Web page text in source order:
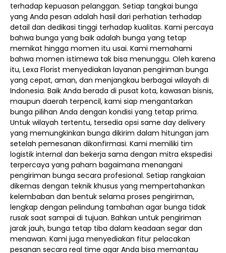
terhadap kepuasan pelanggan. Setiap tangkai bunga
yang Anda pesan adalah hasil dari perhatian terhadap
detail dan dedikasi tinggi terhadap kualitas. Kami percaya
bahwa bunga yang baik adalah bunga yang tetap
memikat hingga momen itu usai. Kami memahami
bahwa momen istimewa tak bisa menunggu. Oleh karena
itu, Lexa Florist menyediakan layanan pengiriman bunga
yang cepat, aman, dan menjangkau berbagai wilayah di
Indonesia. Baik Anda berada di pusat kota, kawasan bisnis,
maupun daerah terpencil, kami siap mengantarkan
bunga pilihan Anda dengan kondisi yang tetap prima.
Untuk wilayah tertentu, tersedia opsi same day delivery
yang memungkinkan bunga dikirim dalam hitungan jam
setelah pemesanan dikonfirmasi. Kami memiliki tim
logistik internal dan bekerja sama dengan mitra ekspedisi
terpercaya yang paham bagaimana menangani
pengiriman bunga secara profesional. Setiap rangkaian
dikemas dengan teknik khusus yang mempertahankan
kelembaban dan bentuk selama proses pengiriman,
lengkap dengan pelindung tambahan agar bunga tidak
rusak saat sampai di tujuan. Bahkan untuk pengiriman
jarak jauh, bunga tetap tiba dalam keadaan segar dan
menawan. Kami juga menyediakan fitur pelacakan
pesanan secara real time agar Anda bisa memantau